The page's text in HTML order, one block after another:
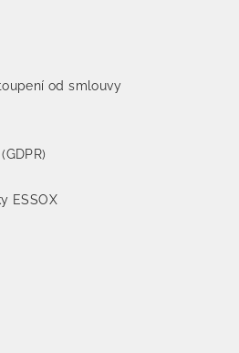
od smlouvy
ESSOX